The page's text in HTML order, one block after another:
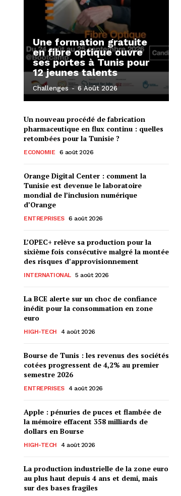
Une formation gratuite
en fibre optique ouvre
ses portes à Tunis pour
12 jeunes talents
Challenges - 6 Août 2026
Un nouveau procédé de fabrication
pharmaceutique en flux continu : quelles
retombées pour la Tunisie ?
ECONOMIE 6 août 2026
Orange Digital Center : comment la
Tunisie est devenue le laboratoire
mondial de l’inclusion numérique
d’Orange
ENTREPRISES 6 août 2026
L’OPEC+ relève sa production pour la
sixième fois consécutive malgré la montée
des risques d’approvisionnement
INTERNATIONAL 5 août 2026
La BCE alerte sur un choc de confiance
inédit pour la consommation en zone
euro
HIGH-TECH 4 août 2026
Bourse de Tunis : les revenus des sociétés
cotées progressent de 4,2% au premier
semestre 2026
ENTREPRISES 4 août 2026
Apple : pénuries de puces et flambée de
la mémoire effacent 358 milliards de
dollars en Bourse
HIGH-TECH 4 août 2026
La production industrielle de la zone euro
au plus haut depuis 4 ans et demi, mais
sur des bases fragiles